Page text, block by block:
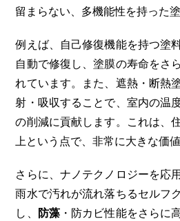
留まらない、多機能性を持った
例えば、自己修復機能を持つ塗
自動で修復し、塗膜の寿命をさ
れています。また、遮熱・断熱
射・吸収することで、室内の温
の削減に貢献します。これは、
上という点で、非常に大きな価値
さらに、ナノテクノロジーを応
雨水で汚れが流れ落ちるセルフ
し、
防藻・防カビ性能をさらに